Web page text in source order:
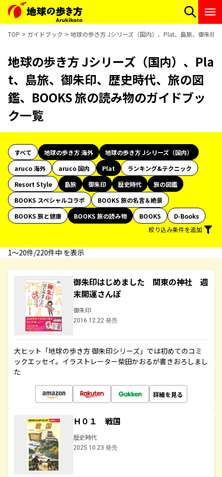
TOP ガイドブック 地球の歩き方 Jシリーズ（国内）、Plat、島旅、御朱印
地球の歩き方 Jシリーズ（国内）、Pla
t、島旅、御朱印、歴史時代、旅の図
鑑、BOOKS 旅の読み物のガイドブッ
ク一覧
すべて 地球の歩き方 海外
地球の歩き方 Jシリーズ（国内）
aruco 海外
aruco 国内 Plat
ランキング&テクニック
Resort Style
島旅 御朱印 歴史時代
旅の図鑑
BOOKS スペシャルコラボ
BOOKS 旅の名言＆絶景
BOOKS 旅と健康
BOOKS 旅の読み物 BOOKS
D-Books
絞り込み条件を追加
1〜20件/220件中 を表示
御朱印はじめました 関東の神社 週
末開運さんぽ
御朱印
2016.12.22 発売
大ヒット「地球の歩き方 御朱印シリーズ」では初めてのコミ
ックエッセイ。イラストレーター柴田かおるが書きおろしまし
た
詳細を見る
Ｈ０１ 戦国
歴史時代
2025.10.23 発売